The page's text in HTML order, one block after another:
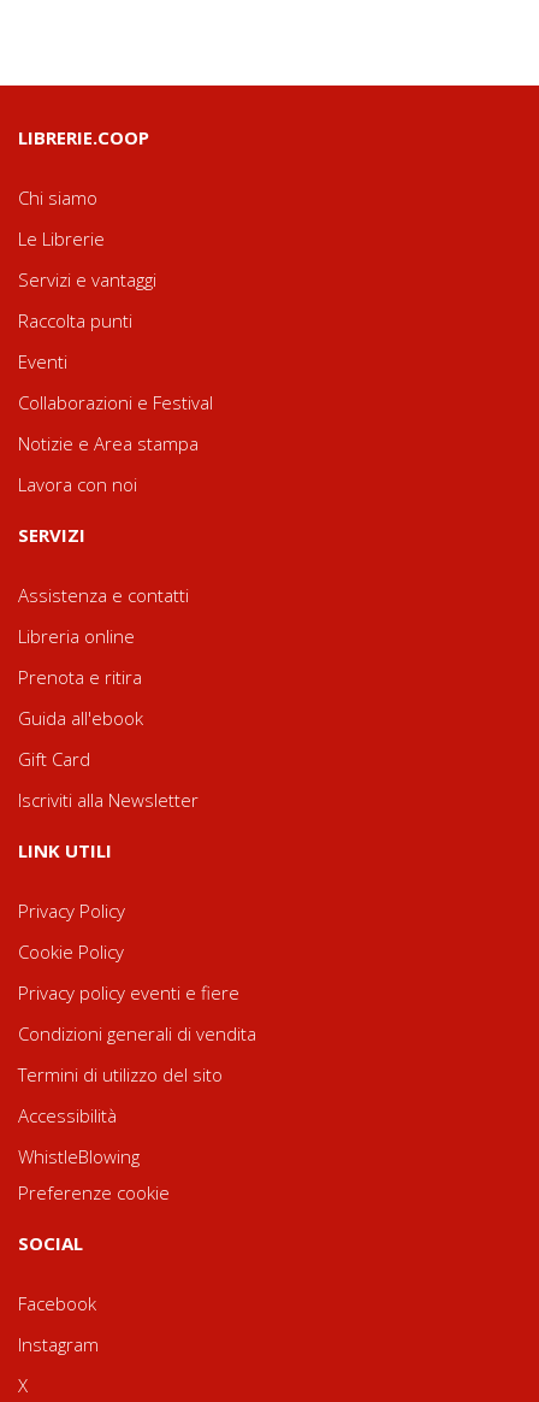
LIBRERIE.COOP
Chi siamo
Le Librerie
Servizi e vantaggi
Raccolta punti
Eventi
Collaborazioni e Festival
Notizie e Area stampa
Lavora con noi
SERVIZI
Assistenza e contatti
Libreria online
Prenota e ritira
Guida all'ebook
Gift Card
Iscriviti alla Newsletter
LINK UTILI
Privacy Policy
Cookie Policy
Privacy policy eventi e fiere
Condizioni generali di vendita
Termini di utilizzo del sito
Accessibilità
WhistleBlowing
Preferenze cookie
SOCIAL
Facebook
Instagram
X